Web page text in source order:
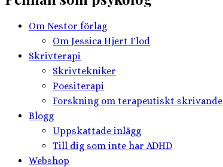
Om Nestor förlag
Om Jessica Hjert Flod
Skrivterapi
Skrivtekniker
Poesiterapi
Forskning om terapeutiskt skrivande
Blogg
Uppskattade inlägg
Till dig som inte har ADHD
Webshop